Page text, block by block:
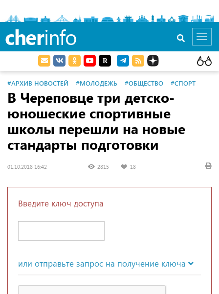
cherinfo
#АРХИВ НОВОСТЕЙ #МОЛОДЕЖЬ #ОБЩЕСТВО #СПОРТ
В Череповце три детско-
юношеские спортивные
школы перешли на новые
стандарты подготовки
01.10.2018 16:42 2815 18
Введите ключ доступа
или отправьте запрос на получение ключа